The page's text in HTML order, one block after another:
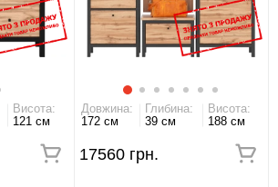
Висота:
121 см
Довжина:
172 см
Глибина:
39 см
Висота:
188 см
17560 грн.